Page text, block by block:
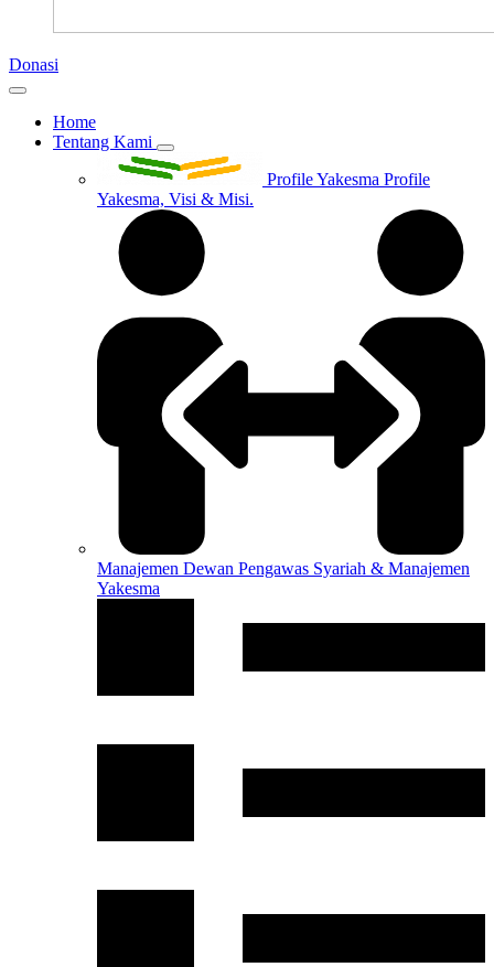
Donasi
Home
Tentang Kami
Profile Yakesma Profile
Yakesma, Visi & Misi.
Manajemen Dewan Pengawas Syariah & Manajemen
Yakesma